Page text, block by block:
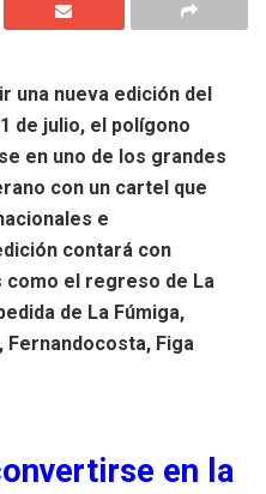
una nueva edición del
de julio, el polígono
en uno de los grandes
con un cartel que
e
contará con
como el regreso de La
de La Fúmiga,
Fernandocosta, Figa
en la